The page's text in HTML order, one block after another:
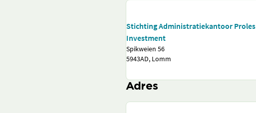
Stichting Administratiekantoor Proles
Investment
Spikweien 56
5943AD, Lomm
Adres